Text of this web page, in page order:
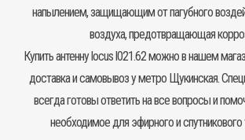
напылением, защищающим от пагубного
воздуха, предотвращающая
Купитьантеннуlocus l021.62 можно в нашем
доставка и самовывоз у метро Щукинская.
всегда готовы ответить на все вопросы и
необходимое для эфирного и спутникового